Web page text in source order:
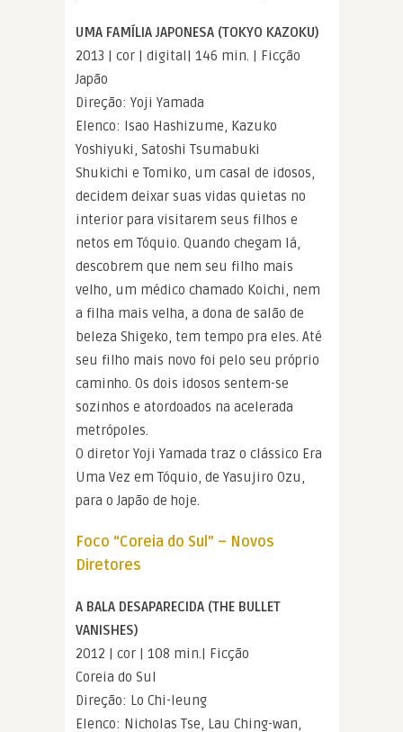
UMA FAMÍLIA JAPONESA (TOKYO KAZOKU)
2013 | cor | digital| 146 min. | Ficção
Japão
Direção: Yoji Yamada
Elenco: Isao Hashizume, Kazuko
Yoshiyuki, Satoshi Tsumabuki
Shukichi e Tomiko, um casal de idosos,
decidem deixar suas vidas quietas no
interior para visitarem seus filhos e
netos em Tóquio. Quando chegam lá,
descobrem que nem seu filho mais
velho, um médico chamado Koichi, nem
a filha mais velha, a dona de salão de
beleza Shigeko, tem tempo pra eles. Até
seu filho mais novo foi pelo seu próprio
caminho. Os dois idosos sentem-se
sozinhos e atordoados na acelerada
metrópoles.
O diretor Yoji Yamada traz o clássico Era
Uma Vez em Tóquio, de Yasujiro Ozu,
para o Japão de hoje.
Foco “Coreia do Sul” – Novos
Diretores
A BALA DESAPARECIDA (THE BULLET
VANISHES)
2012 | cor | 108 min.| Ficção
Coreia do Sul
Direção: Lo Chi-leung
Elenco: Nicholas Tse, Lau Ching-wan,